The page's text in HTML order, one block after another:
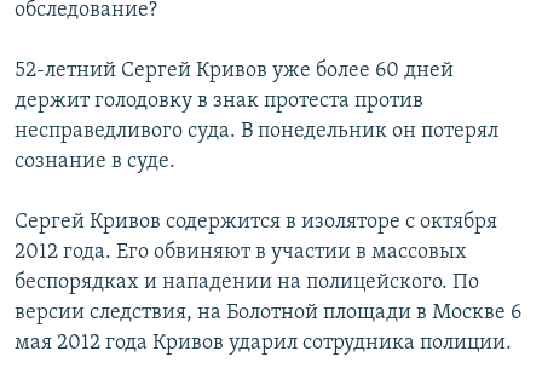
обследование?
52-летний Сергей Кривов уже более 60 дней
держит голодовку в знак протеста против
несправедливого суда. В понедельник он потерял
сознание в суде.
Сергей Кривов содержится в изоляторе с октября
2012 года. Его обвиняют в участии в массовых
беспорядках и нападении на полицейского. По
версии следствия, на Болотной площади в Москве 6
мая 2012 года Кривов ударил сотрудника полиции.